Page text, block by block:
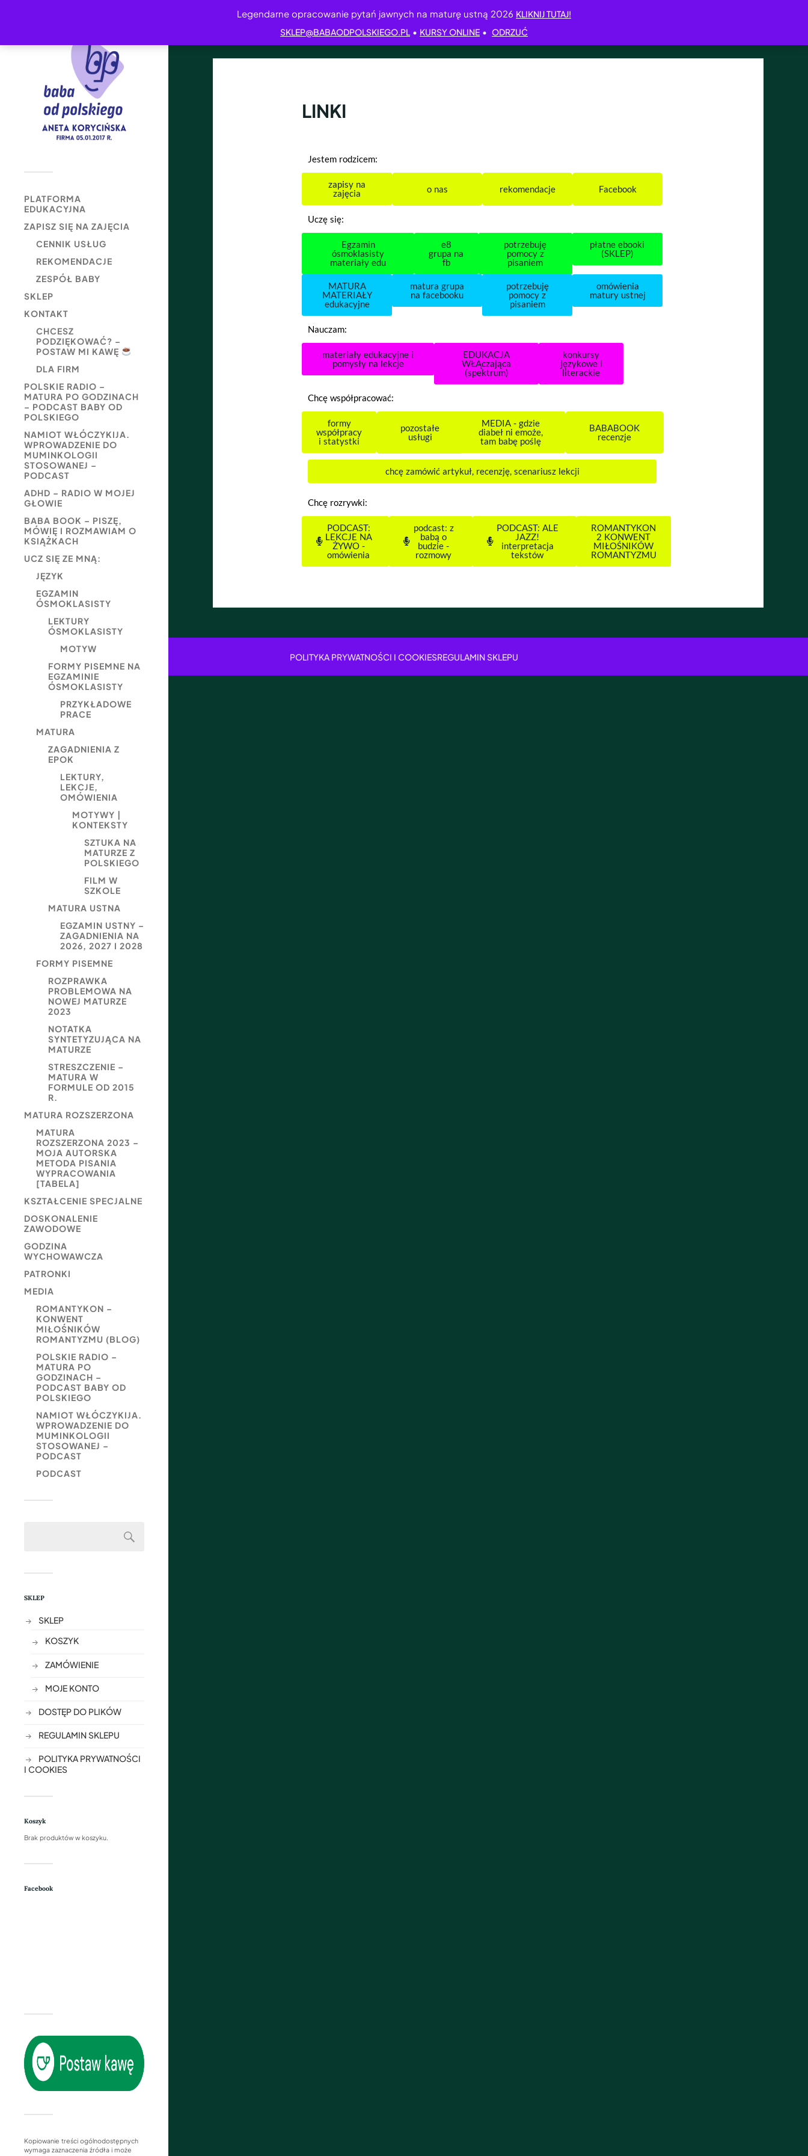
Legendarne opracowanie pytań jawnych na maturę ustną 2026 KLIKNIJ TUTAJ!
SKLEP@BABAODPOLSKIEGO.PL • KURSY ONLINE • ODRZUĆ
PLATFORMA
EDUKACYJNA
ZAPISZ SIĘ NA ZAJĘCIA
CENNIK USŁUG
REKOMENDACJE
ZESPÓŁ BABY
SKLEP
KONTAKT
CHCESZ
PODZIĘKOWAĆ? –
POSTAW MI KAWĘ
DLA FIRM
POLSKIE RADIO –
MATURA PO GODZINACH
– PODCAST BABY OD
POLSKIEGO
NAMIOT WŁÓCZYKIJA.
WPROWADZENIE DO
MUMINKOLOGII
STOSOWANEJ –
PODCAST
ADHD – RADIO W MOJEJ
GŁOWIE
BABA BOOK – PISZĘ,
MÓWIĘ I ROZMAWIAM O
KSIĄŻKACH
UCZ SIĘ ZE MNĄ:
JĘZYK
EGZAMIN
ÓSMOKLASISTY
LEKTURY
ÓSMOKLASISTY
MOTYW
FORMY PISEMNE NA
EGZAMINIE
ÓSMOKLASISTY
PRZYKŁADOWE
PRACE
MATURA
ZAGADNIENIA Z
EPOK
LEKTURY,
LEKCJE,
OMÓWIENIA
MOTYWY |
KONTEKSTY
SZTUKA NA
MATURZE Z
POLSKIEGO
FILM W
SZKOLE
MATURA USTNA
EGZAMIN USTNY –
ZAGADNIENIA NA
2026, 2027 I 2028
FORMY PISEMNE
ROZPRAWKA
PROBLEMOWA NA
NOWEJ MATURZE
2023
NOTATKA
SYNTETYZUJĄCA NA
MATURZE
STRESZCZENIE –
MATURA W
FORMULE OD 2015
R.
MATURA ROZSZERZONA
MATURA
ROZSZERZONA 2023 –
MOJA AUTORSKA
METODA PISANIA
WYPRACOWANIA
[TABELA]
KSZTAŁCENIE SPECJALNE
DOSKONALENIE
ZAWODOWE
GODZINA
WYCHOWAWCZA
PATRONKI
MEDIA
ROMANTYKON –
KONWENT
MIŁOŚNIKÓW
ROMANTYZMU (BLOG)
POLSKIE RADIO –
MATURA PO
GODZINACH –
PODCAST BABY OD
POLSKIEGO
NAMIOT WŁÓCZYKIJA.
WPROWADZENIE DO
MUMINKOLOGII
STOSOWANEJ –
PODCAST
PODCAST
SKLEP
SKLEP
KOSZYK
ZAMÓWIENIE
MOJE KONTO
DOSTĘP DO PLIKÓW
REGULAMIN SKLEPU
POLITYKA PRYWATNOŚCI
I COOKIES
Koszyk
Brak produktów w koszyku.
Facebook
Kopiowanie treści ogólnodostępnych
wymaga zaznaczenia źródła i może
LINKI
Jestem rodzicem:
zapisy na
zajęcia
o nas rekomendacje Facebook
Uczę się:
Egzamin
ósmoklasisty
materiały edu
e8
grupa na
fb
potrzebuję
pomocy z
pisaniem
płatne ebooki
(SKLEP)
MATURA
MATERIAŁY
edukacyjne
matura grupa
na facebooku
potrzebuję
pomocy z
pisaniem
omówienia
matury ustnej
Nauczam:
materiały edukacyjne i
pomysły na lekcje
EDUKACJA
WŁĄczająca
(spektrum)
konkursy
językowe i
literackie
Chcę współpracować:
formy
współpracy
i statystki
pozostałe
usługi
MEDIA - gdzie
diabeł ni emoże,
tam babę poślę
BABABOOK
recenzje
chcę zamówić artykuł, recenzję, scenariusz lekcji
Chcę rozrywki:
PODCAST:
LEKCJE NA
ŻYWO -
omówienia
podcast: z
babą o
budzie -
rozmowy
PODCAST: ALE
JAZZ!
interpretacja
tekstów
ROMANTYKON
2 KONWENT
MIŁOŚNIKÓW
ROMANTYZMU
POLITYKA PRYWATNOŚCI I COOKIESREGULAMIN SKLEPU